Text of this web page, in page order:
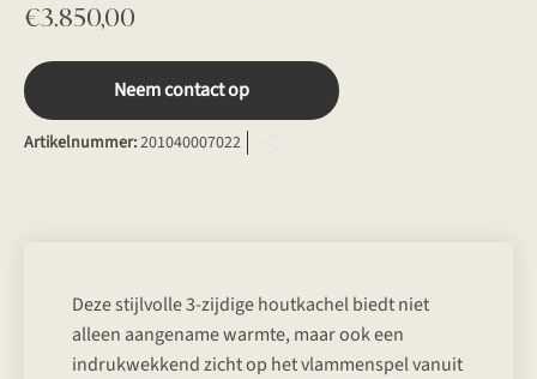
€3.850,00
Neem contact op
Artikelnummer:201040007022
Deze stijlvolle 3-zijdige houtkachel biedt niet
alleen aangename warmte, maar ook een
indrukwekkend zicht op het vlammenspel vanuit